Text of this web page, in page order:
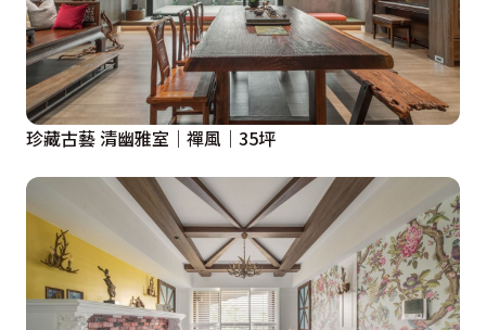
珍藏古藝 清幽雅室｜禪風｜35坪